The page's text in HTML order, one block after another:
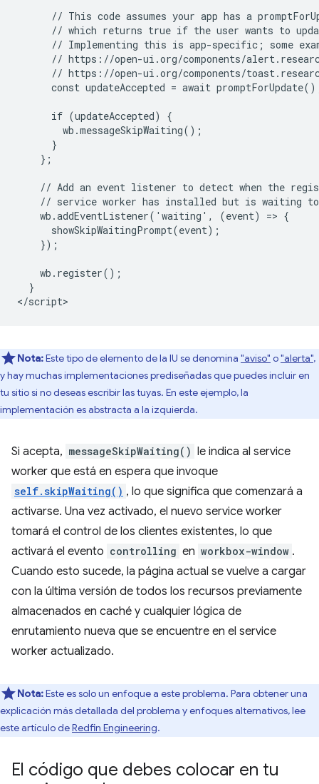
// This code assumes your app has a
// which returns true if the user wants to
// Implementing this is app-specific; some
// https://open-ui.org/components/
// https://open-ui.org/components/
const updateAccepted = await
      if (updateAccepted) {
        wb.messageSkipWaiting();
      }
    };
// Add an event listener to detect when the
// service worker has installed but is waiting
    wb.addEventListener('waiting', (event) => {
      showSkipWaitingPrompt(event);
    });
    wb.register();
  }
Nota:Este tipo de elemento de la IU se denomina "aviso" o"alerta",
y hay muchas implementaciones prediseñadas que puedes incluir en
tu sitio si no deseas escribir las tuyas. En este ejemplo, la
implementación es abstracta a la izquierda.
Si acepta, messageSkipWaiting() le indica al service
worker que está en espera que invoque
self.skipWaiting() , lo que significa que comenzará a
activarse. Una vez activado, el nuevo service worker
tomará el control de los clientes existentes, lo que
activará el evento controlling en workbox-window .
Cuando esto sucede, la página actual se vuelve a cargar
con la última versión de todos los recursos previamente
almacenados en caché y cualquier lógica de
enrutamiento nueva que se encuentre en el service
worker actualizado.
Nota:Este es solo un enfoque a este problema. Para obtener una
explicación más detallada del problema y enfoques alternativos, lee
este artículo deRedfin Engineering.
El código que debes colocar en tu